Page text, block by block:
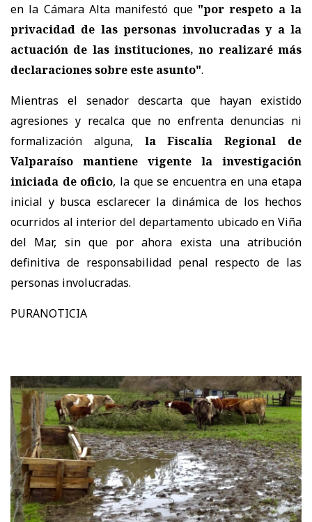
en la Cámara Alta manifestó que "por respeto a la
privacidad de las personas involucradas y a la
actuación de las instituciones, no realizaré más
declaraciones sobre este asunto".
Mientras el senador descarta que hayan existido
agresiones y recalca que no enfrenta denuncias ni
formalización alguna, la Fiscalía Regional de
Valparaíso mantiene vigente la investigación
iniciada de oficio, la que se encuentra en una etapa
inicial y busca esclarecer la dinámica de los hechos
ocurridos al interior del departamento ubicado en Viña
del Mar, sin que por ahora exista una atribución
definitiva de responsabilidad penal respecto de las
personas involucradas.
PURANOTICIA